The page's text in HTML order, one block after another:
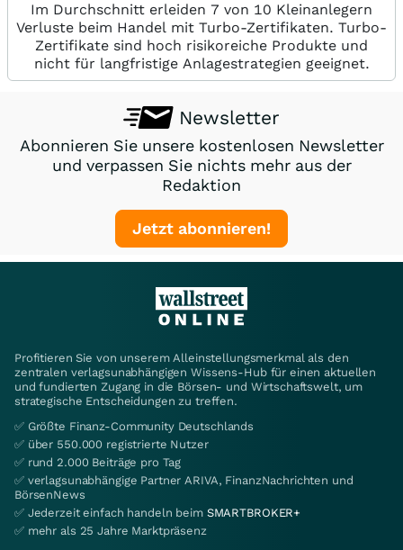
Im Durchschnitt erleiden 7 von 10 Kleinanlegern
Verluste beim Handel mit Turbo-Zertifikaten. Turbo-
Zertifikate sind hoch risikoreiche Produkte und
nicht für langfristige Anlagestrategien geeignet.
Newsletter
Abonnieren Sie unsere kostenlosen Newsletter
und verpassen Sie nichts mehr aus der
Redaktion
Jetzt abonnieren!
Profitieren Sie von unserem Alleinstellungsmerkmal als den
zentralen verlagsunabhängigen Wissens-Hub für einen aktuellen
und fundierten Zugang in die Börsen- und Wirtschaftswelt, um
strategische Entscheidungen zu treffen.
✅ Größte Finanz-Community Deutschlands
✅ über 550.000 registrierte Nutzer
✅ rund 2.000 Beiträge pro Tag
✅ verlagsunabhängige Partner ARIVA, FinanzNachrichten und
BörsenNews
✅ Jederzeit einfach handeln beim SMARTBROKER+
✅ mehr als 25 Jahre Marktpräsenz